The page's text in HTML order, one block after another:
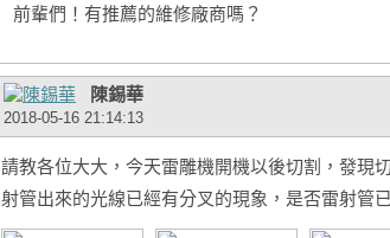
前輩們！有推薦的維修廠商嗎？
陳錫華
2018-05-16 21:14:13
請教各位大大，今天雷雕機開機以後切割，發現
射管出來的光線已經有分叉的現象，是否雷射管